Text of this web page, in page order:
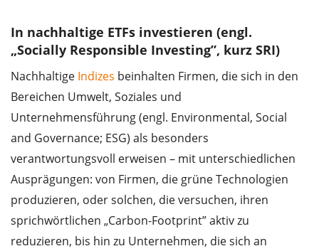
In nachhaltige ETFs investieren (engl.
„Socially Responsible Investing”, kurz SRI)
Nachhaltige Indizes beinhalten Firmen, die sich in den
Bereichen Umwelt, Soziales und
Unternehmensführung (engl. Environmental, Social
and Governance; ESG) als besonders
verantwortungsvoll erweisen – mit unterschiedlichen
Ausprägungen: von Firmen, die grüne Technologien
produzieren, oder solchen, die versuchen, ihren
sprichwörtlichen „Carbon-Footprint” aktiv zu
reduzieren, bis hin zu Unternehmen, die sich an